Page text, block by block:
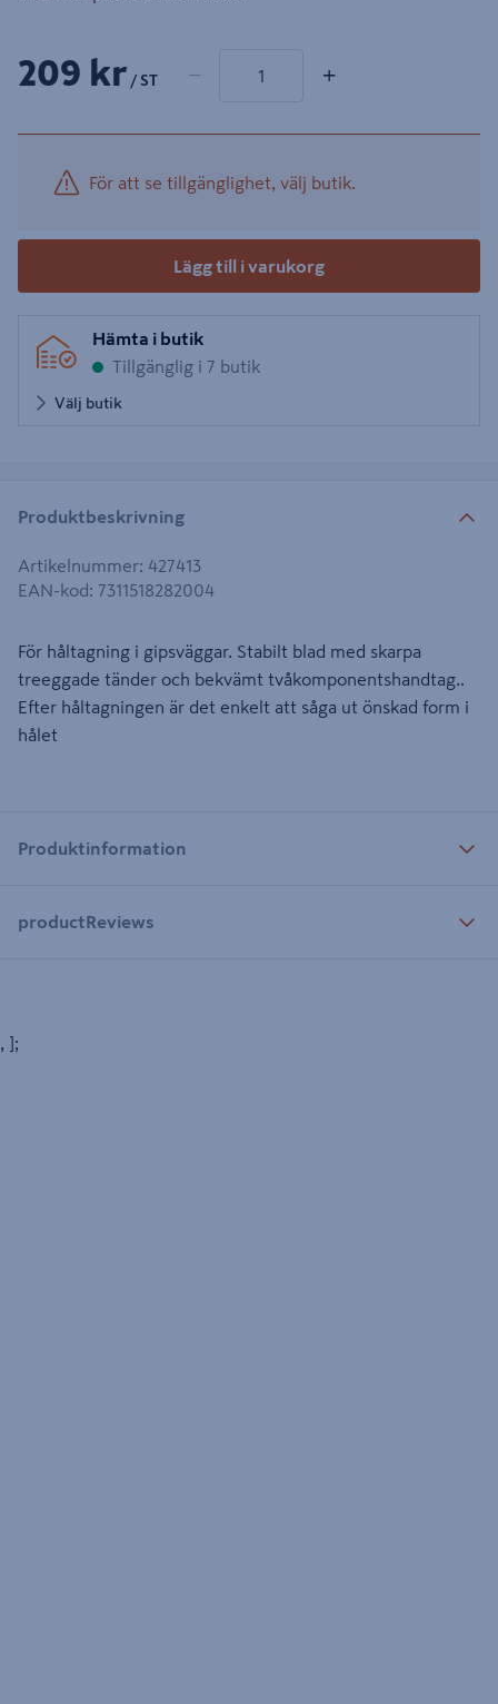
209 kr / ST − +
För att se tillgänglighet, välj butik.
Lägg till i varukorg
Hämta i butik
Tillgänglig i 7 butik
Välj butik
Produktbeskrivning
Artikelnummer: 427413
EAN-kod: 7311518282004
För håltagning i gipsväggar. Stabilt blad med skarpa
treeggade tänder och bekvämt tvåkomponentshandtag..
Efter håltagningen är det enkelt att såga ut önskad form i
hålet
Produktinformation
productReviews
, ];